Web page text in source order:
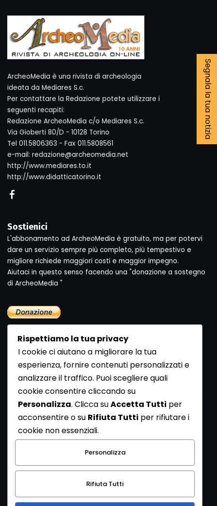
Segnala la tua notizia
ArcheoMedia è una rivista di archeologia
ideata da Mediares S.c.
Per contattare la Redazione potete utilizzare i
seguenti recapiti:
Redazione ArcheoMedia c/o Mediares S.c.
Via Gioberti 80/D - 10128 Torino
Tel 011.5806363 - Fax 011.5808561
e-mail: redazione@archeomedia.net
http://www.mediares.to.it
http://www.didatticatorino.it
Sostienici
L'abbonamento ad ArcheoMedia è gratuito, ma per potervi
dare un servizio sempre più completo, più tempestivo e
migliore richiede maggiori costi e maggior impegno.
Aiutaci in questo senso facendo una "donazione a sostegno
di ArcheoMedia "
Newsletter
Se vuoi ricevere la Rivista gratuita di archeologia realizzata
dalla Redazione di ArcheoMedia iscriviti alla nostra
Newsletter [Clicca Qui]
Con l'invio del messaggio l'utente dichiara di aver letto
l’informativa sulla privacy e di acconsentire al trattamento
dei propri dati personali.
Rispettiamo la tua privacy
I cookie ci aiutano a migliorare la tua
esperienza, fornire contenuti personalizzati e
analizzare il traffico. Puoi scegliere quali
cookie consentire cliccando su
Personalizza. Clicca suAccetta Tutti per
acconsentire o su Rifiuta Tutti per rifiutare i
cookie non essenziali.
Personalizza
Rifiuta Tutti